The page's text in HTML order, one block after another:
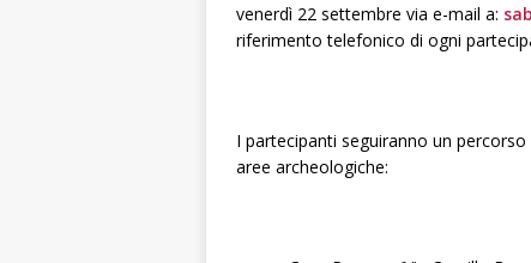
venerdì 22 settembre via e-mail a:
riferimento telefonico di ogni
I partecipanti seguiranno un
aree archeologiche: